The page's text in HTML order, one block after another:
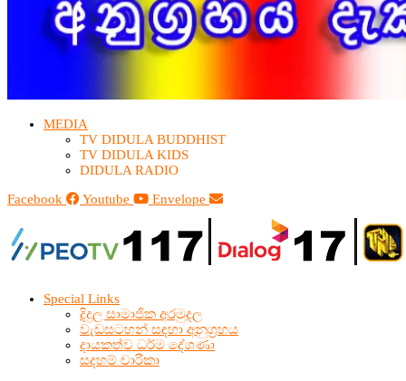
MEDIA
TV DIDULA BUDDHIST​
TV DIDULA KIDS
DIDULA RADIO
Facebook
Youtube Envelope
Special Links
දිදුල සාමාජික අරමුදල
වැඩසටහන් සඳහා අනුග්‍රහය
දායකත්ව ධර්ම දේශණා
සදහම් චාරිකා